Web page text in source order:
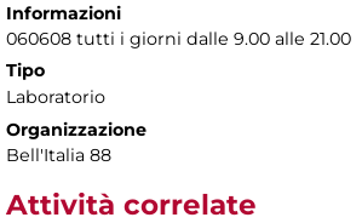
Informazioni
060608 tutti i giorni dalle 9.00 alle 21.00
Tipo
Laboratorio
Organizzazione
Bell'Italia 88
Attività correlate